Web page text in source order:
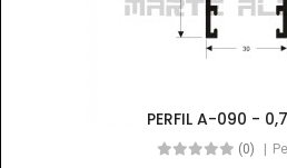
PERFIL A-090 -
(0)